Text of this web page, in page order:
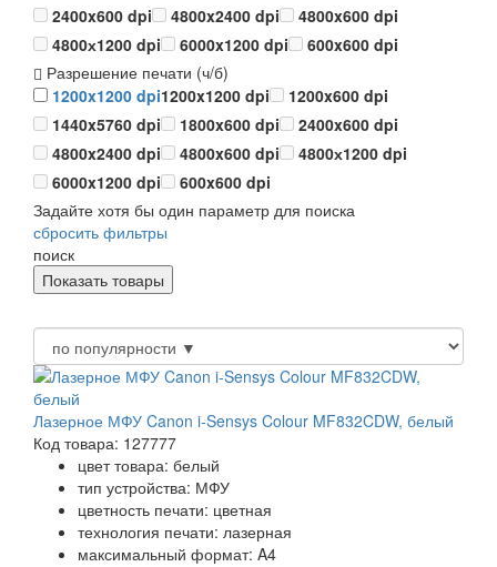
2400x600 dpi
4800x2400 dpi
4800x600 dpi
4800х1200 dpi
6000x1200 dpi
600x600 dpi
Разрешение печати (ч/б)
1200x1200 dpi1200x1200 dpi
1200x600 dpi
1440x5760 dpi
1800x600 dpi
2400x600 dpi
4800x2400 dpi
4800x600 dpi
4800х1200 dpi
6000x1200 dpi
600x600 dpi
Задайте хотя бы один параметр для поиска
сбросить фильтры
поиск
Лазерное МФУ Canon i-Sensys Colour MF832CDW, белый
Код товара: 127777
цвет товара: белый
тип устройства: МФУ
цветность печати: цветная
технология печати: лазерная
максимальный формат: A4